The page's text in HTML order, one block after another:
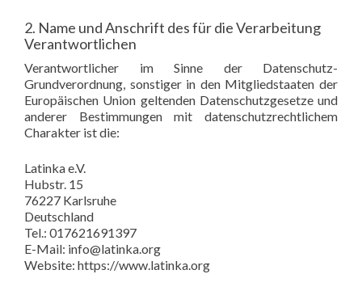
2. Name und Anschrift des für die Verarbeitung
Verantwortlichen
Verantwortlicher im Sinne der Datenschutz-
Grundverordnung, sonstiger in den Mitgliedstaaten der
Europäischen Union geltenden Datenschutzgesetze und
anderer Bestimmungen mit datenschutzrechtlichem
Charakter ist die:
Latinka e.V.
Hubstr. 15
76227 Karlsruhe
Deutschland
Tel.: 017621691397
E-Mail: info@latinka.org
Website: https://www.latinka.org